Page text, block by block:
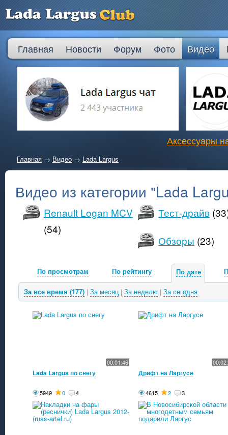
Главная Новости Форум Фото Видео
Аксессуары
Главная → Видео → Lada Largus
Видео из категории "Lada
Renault Logan MCV
(54)
Тест-драйв
Обзоры (23)
По просмотрам По рейтингу По дате
За все время (177) | За месяц| За неделю | За сегодня
00:01:46
Lada Largus по снегу
5949 0 4
Дрифт на Ларгусе
4615 2 3